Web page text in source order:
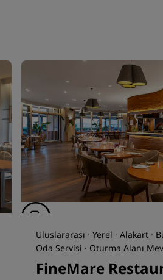
Uluslararası · Yerel · Alakart ·
Oda Servisi · Oturma Alanı
FineMare